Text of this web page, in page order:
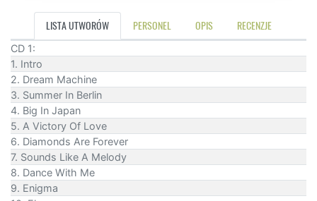
LISTA UTWORÓW PERSONEL OPIS RECENZJE
CD 1:
1. Intro
2. Dream Machine
3. Summer In Berlin
4. Big In Japan
5. A Victory Of Love
6. Diamonds Are Forever
7. Sounds Like A Melody
8. Dance With Me
9. Enigma